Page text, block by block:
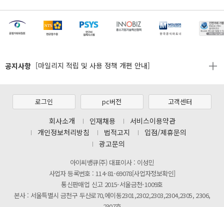
공지사항
[마일리지 적립 및 사용 정책 개편 안내]
[2026년 8월 신용카드 무이자 행사 안내]
[마일리지 적립 및 사용 정책 개편 안내]
제31기 정기주주총회 소집통지서
[마일리지 적립 및 사용 정책 개편 안내]
로그인 pc버전 고객센터
회사소개 인재채용
서비스이용약관
개인정보처리방침
법적고지
입점/제휴문의
광고문의
아이씨뱅큐(주) 대표이사 : 이성민
사업자 등록번호 : 114-81-69078[사업자정보확인]
통신판매업 신고 2015-서울금천-1009호
본사 : 서울특별시 금천구 두산로70,에이동2301,2302,2303,2304,2305, 2306,